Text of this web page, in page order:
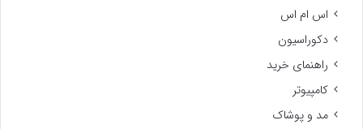
اس ام اس
دکوراسیون
راهنمای خرید
کامپیوتر
مد و پوشاک